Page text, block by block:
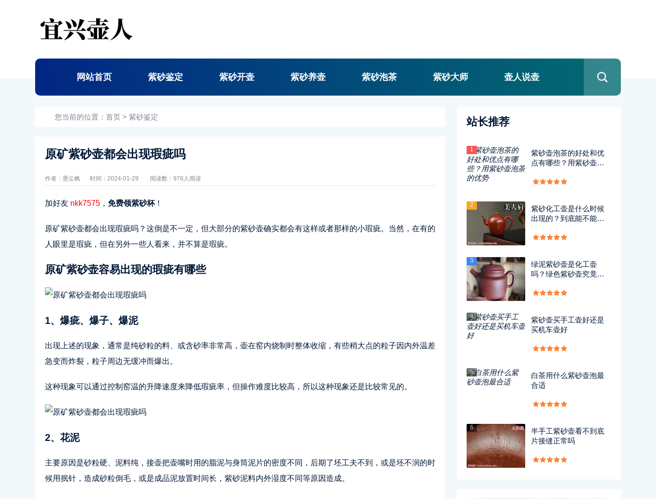
网站首页 紫砂鉴定 紫砂开壶 紫砂养壶 紫砂泡茶 紫砂大师 壶人说壶
您当前的位置： 首页 > 紫砂鉴定
原矿紫砂壶都会出现瑕疵吗
作者：墨尘枫 时间：2024-01-29 阅读数： 978人阅读
加好友 nkk7575 ， 免费领紫砂杯！
原矿紫砂壶都会出现瑕疵吗？这倒是不一定，但大部分的紫砂壶确实都会有这样或者那样的小瑕疵。当然，在有的
人眼里是瑕疵，但在另外一些人看来，并不算是瑕疵。
原矿紫砂壶容易出现的瑕疵有哪些
1、爆疵、爆子、爆泥
出现上述的现象，通常是纯砂粒的料、或含砂率非常高，壶在窑内烧制时整体收缩，有些稍大点的粒子因内外温差
急变而炸裂，粒子周边无缓冲而爆出。
这种现象可以通过控制窑温的升降速度来降低瑕疵率，但操作难度比较高，所以这种现象还是比较常见的。
2、花泥
主要原因是砂粒硬、泥料纯，接壶把壶嘴时用的脂泥与身筒泥片的密度不同，后期了坯工夫不到，或是坯不润的时
候用抿针，造成砂粒倒毛，或是成品泥放置时间长，紫砂泥料内外湿度不同等原因造成。
站长推荐
1
紫砂壶泡茶的好处和优
点有哪些？用紫砂壶泡
2
紫砂化工壶是什么时候
出现的？到底能不能
3
绿泥紫砂壶是化工壶
吗？绿色紫砂壶究竟有
4
紫砂壶买手工壶好还是
买机车壶好
5
白茶用什么紫砂壶泡最
合适
6
半手工紫砂壶看不到底
片接缝正常吗